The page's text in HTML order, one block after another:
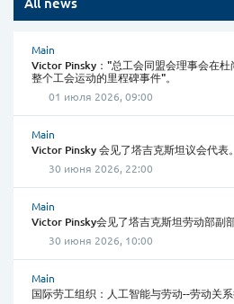
Main
Victor Pinsky："总工会同盟会理事会在
整个工会运动的里程碑事件"。
01 июля 2026, 09:00
Main
Victor Pinsky 会见了塔吉克斯坦议会代表。
30 июня 2026, 22:00
Main
Victor Pinsky会见了塔吉克斯坦劳动部副部
30 июня 2026, 10:00
Main
国际劳工组织：人工智能与劳动--劳动关系